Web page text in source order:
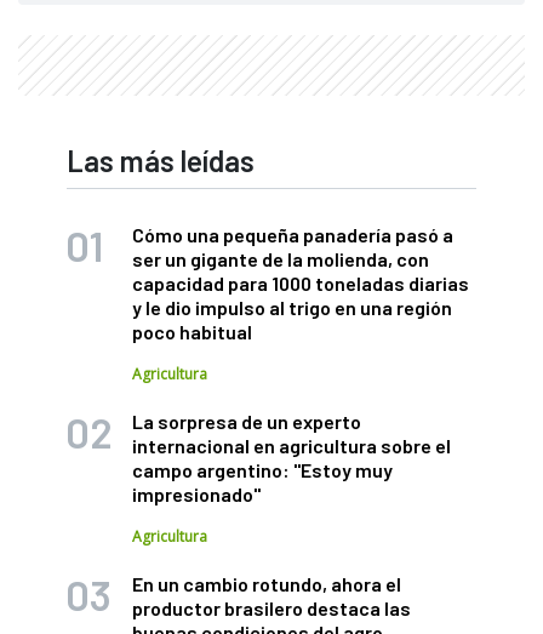
Las más leídas
Cómo una pequeña panadería pasó a
ser un gigante de la molienda, con
capacidad para 1000 toneladas diarias
y le dio impulso al trigo en una región
poco habitual
Agricultura
La sorpresa de un experto
internacional en agricultura sobre el
campo argentino: "Estoy muy
impresionado"
Agricultura
En un cambio rotundo, ahora el
productor brasilero destaca las